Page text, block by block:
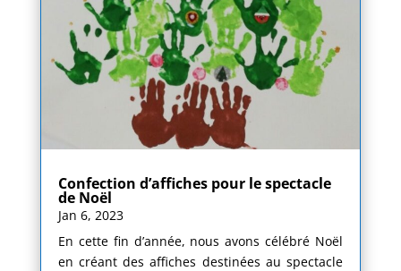
Confection d’affiches pour le spectacle
de Noël
Jan 6, 2023
En cette fin d’année, nous avons célébré Noël
en créant des affiches destinées au spectacle